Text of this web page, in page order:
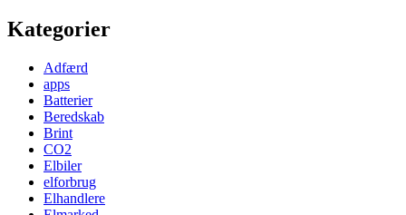
Kategorier
Adfærd
apps
Batterier
Beredskab
Brint
CO2
Elbiler
elforbrug
Elhandlere